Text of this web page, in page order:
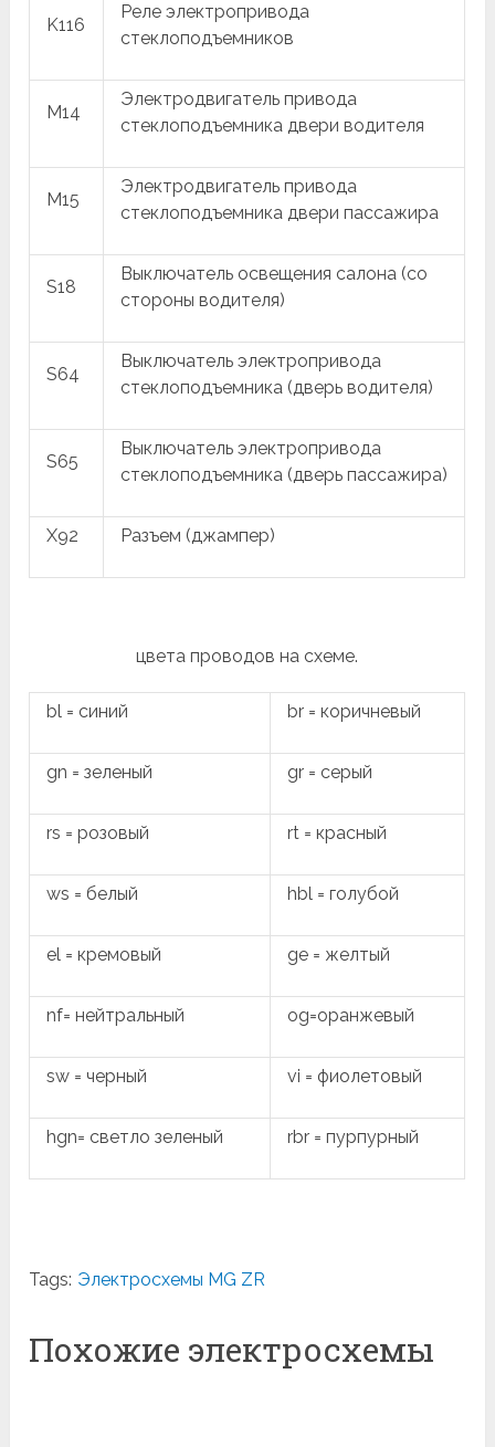
K116
Реле электропривода
стеклоподъемников
M14
Электродвигатель привода
стеклоподъемника двери водителя
M15
Электродвигатель привода
стеклоподъемника двери пассажира
S18
Выключатель освещения салона (со
стороны водителя)
S64
Выключатель электропривода
стеклоподъемника (дверь водителя)
S65
Выключатель электропривода
стеклоподъемника (дверь пассажира)
X92 Разъем (джампер)
цвета проводов на схеме.
bl = синий br = коричневый
gn = зеленый gr = серый
rs = розовый rt = красный
ws = белый hbl = голубой
el = кремовый ge = желтый
nf= нейтральный og=оранжевый
sw = черный vi = фиолетовый
hgn= светло зеленый rbr = пурпурный
Tags: Электросхемы MG ZR
Похожие электросхемы